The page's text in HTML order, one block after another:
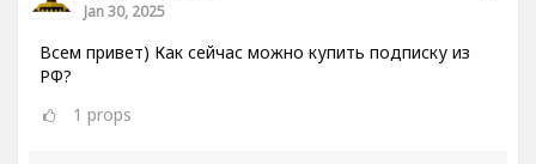
Jan 30, 2025
Всем привет) Как сейчас можно купить подписку из
РФ?
1 props